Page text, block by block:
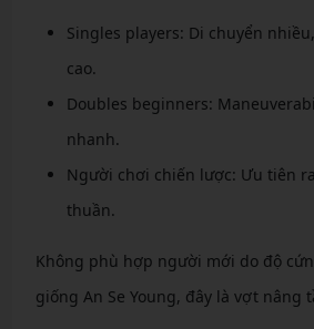
Singles players: Di chuyển
cao.
Doubles beginners:
nhanh.
Người chơi chiến lược: Ưu tiên
thuần.
Không phù hợp người mới do độ
giống An Se Young, đây là vợt nâng